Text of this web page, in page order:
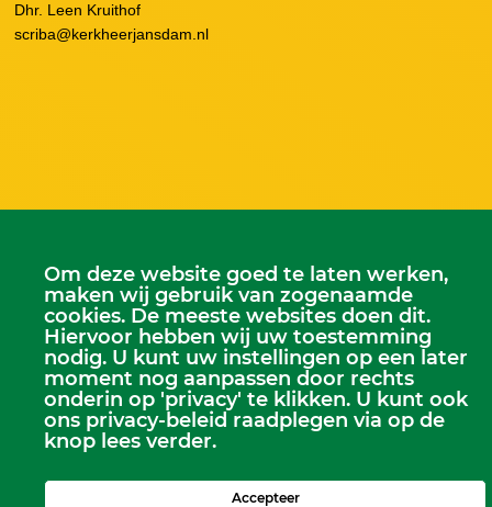
Dhr. Leen Kruithof
scriba@kerkheerjansdam.nl
Om deze website goed te laten werken,
maken wij gebruik van zogenaamde
cookies. De meeste websites doen dit.
Hiervoor hebben wij uw toestemming
nodig. U kunt uw instellingen op een later
moment nog aanpassen door rechts
onderin op 'privacy' te klikken. U kunt ook
ons privacy-beleid raadplegen via op de
knop lees verder.
Accepteer